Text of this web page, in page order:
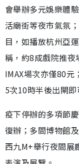
會舉辦多元娛樂體
活廟街等夜市氣氛
目，如播放杭州亞
稱，約8成戲院推夜
IMAX場次亦僅80元
5次10時半後出閘
疫下停辦的多項節
復辦；多間博物館
西九M+舉行夜間展